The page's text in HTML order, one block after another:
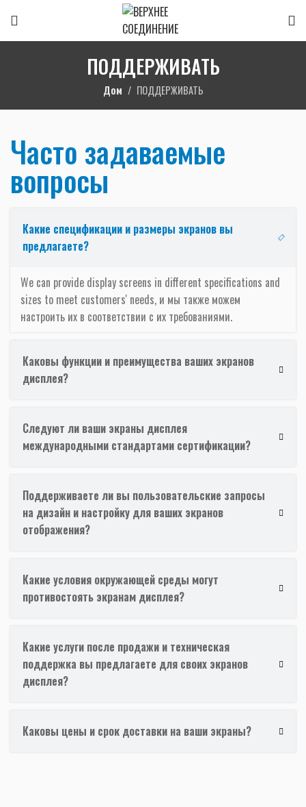
ПОДДЕРЖИВАТЬ
Дом ПОДДЕРЖИВАТЬ
Часто задаваемые
вопросы
Какие спецификации и размеры экранов вы
предлагаете?
We can provide display screens in different specifications and
sizes to meet customers' needs, и мы также можем
настроить их в соответствии с их требованиями.
Каковы функции и преимущества ваших экранов
дисплея?
Следуют ли ваши экраны дисплея
международными стандартами сертификации?
Поддерживаете ли вы пользовательские запросы
на дизайн и настройку для ваших экранов
отображения?
Какие условия окружающей среды могут
противостоять экранам дисплея?
Какие услуги после продажи и техническая
поддержка вы предлагаете для своих экранов
дисплея?
Каковы цены и срок доставки на ваши экраны?